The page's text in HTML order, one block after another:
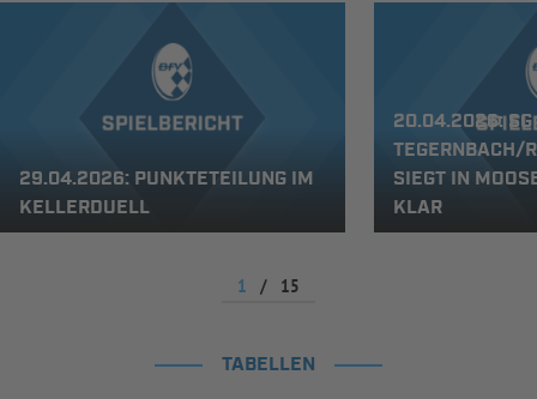
29.04.2026: PUNKTETEILUNG IM
KELLERDUELL
20.04.2026: SG
TEGERNBACH/
SIEGT IN
KLAR
1 / 15
TABELLEN